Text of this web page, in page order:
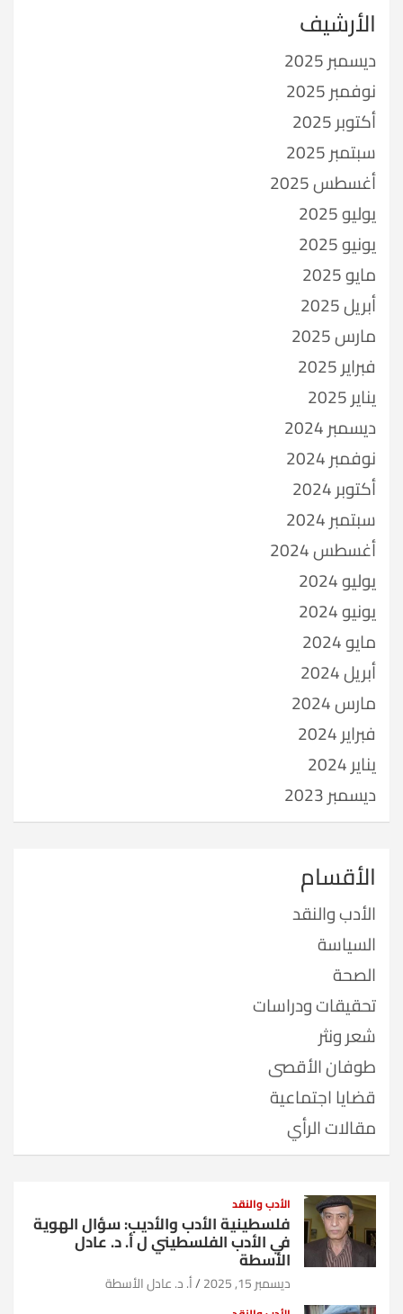
الأرشيف
ديسمبر 2025
نوفمبر 2025
أكتوبر 2025
سبتمبر 2025
أغسطس 2025
يوليو 2025
يونيو 2025
مايو 2025
أبريل 2025
مارس 2025
فبراير 2025
يناير 2025
ديسمبر 2024
نوفمبر 2024
أكتوبر 2024
سبتمبر 2024
أغسطس 2024
يوليو 2024
يونيو 2024
مايو 2024
أبريل 2024
مارس 2024
فبراير 2024
يناير 2024
ديسمبر 2023
الأقسام
الأدب والنقد
السياسة
الصحة
تحقيقات ودراسات
شعر ونثر
طوفان الأقصى
قضايا اجتماعية
مقالات الرأي
الأدب والنقد
فلسطينية الأدب والأديب: سؤال الهوية
في الأدب الفلسطيني ل أ. د. عادل
الأسطة
ديسمبر 15, 2025 أ. د. عادل الأسطة